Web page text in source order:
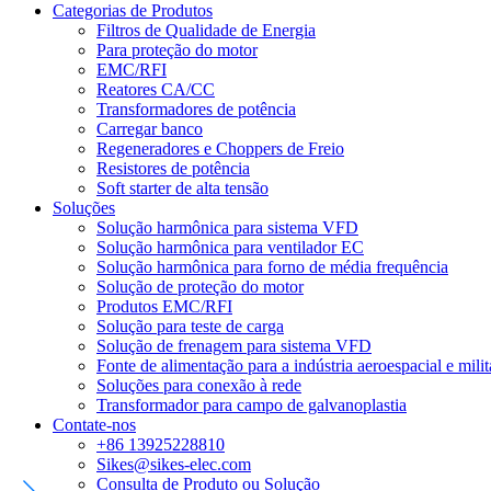
Categorias de Produtos
Filtros de Qualidade de Energia
Para proteção do motor
EMC/RFI
Reatores CA/CC
Transformadores de potência
Carregar banco
Regeneradores e Choppers de Freio
Resistores de potência
Soft starter de alta tensão
Soluções
Solução harmônica para sistema VFD
Solução harmônica para ventilador EC
Solução harmônica para forno de média frequência
Solução de proteção do motor
Produtos EMC/RFI
Solução para teste de carga
Solução de frenagem para sistema VFD
Fonte de alimentação para a indústria aeroespacial e
Soluções para conexão à rede
Transformador para campo de galvanoplastia
Contate-nos
+86 13925228810
Sikes@sikes-elec.com
Consulta de Produto ou Solução